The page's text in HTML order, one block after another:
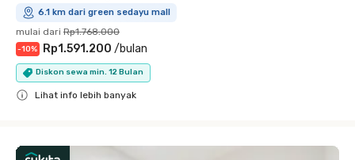
6.1 km dari green sedayu mall
mulai dari Rp1.768.000
-10% Rp1.591.200 /bulan
Diskon sewa min. 12 Bulan
Lihat info lebih banyak